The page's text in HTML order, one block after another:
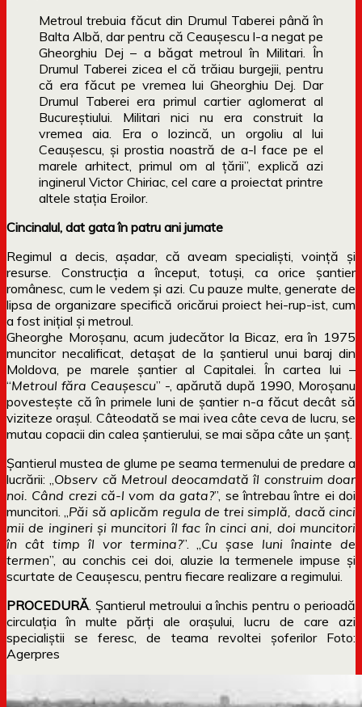
Metroul trebuia făcut din Drumul Taberei până în
Balta Albă, dar pentru că Ceauşescu l-a negat pe
Gheorghiu Dej – a băgat metroul în Militari. În
Drumul Taberei zicea el că trăiau burgejii, pentru
că era făcut pe vremea lui Gheorghiu Dej. Dar
Drumul Taberei era primul cartier aglomerat al
Bucureştiului. Militari nici nu era construit la
vremea aia. Era o lozincă, un orgoliu al lui
Ceauşescu, şi prostia noastră de a-l face pe el
marele arhitect, primul om al ţării”, explică azi
inginerul Victor Chiriac, cel care a proiectat printre
altele staţia Eroilor.
Cincinalul, dat gata în patru ani jumate
Regimul a decis, aşadar, că aveam specialişti, voinţă şi
resurse. Construcţia a început, totuşi, ca orice şantier
românesc, cum le vedem şi azi. Cu pauze multe, generate de
lipsa de organizare specifică oricărui proiect hei-rup-ist, cum
a fost iniţial şi metroul.
Gheorghe Moroşanu, acum judecător la Bicaz, era în 1975
muncitor necalificat, detaşat de la şantierul unui baraj din
Moldova, pe marele şantier al Capitalei. În cartea lui –
“Metroul făra Ceauşescu” -, apărută după 1990, Moroşanu
povesteşte că în primele luni de şantier n-a făcut decât să
viziteze oraşul. Câteodată se mai ivea câte ceva de lucru, se
mutau copacii din calea şantierului, se mai săpa câte un şanţ.
Şantierul mustea de glume pe seama termenului de predare a
lucrării: „ Observ că Metroul deocamdată îl construim doar
noi. Când crezi că-l vom da gata?”, se întrebau între ei doi
muncitori. „ Păi să aplicăm regula de trei simplă, dacă cinci
mii de ingineri şi muncitori îl fac în cinci ani, doi muncitori
în cât timp îl vor termina?”. „ Cu şase luni înainte de
termen”, au conchis cei doi, aluzie la termenele impuse şi
scurtate de Ceauşescu, pentru fiecare realizare a regimului.
PROCEDURĂ . Şantierul metroului a închis pentru o perioadă
circulaţia în multe părţi ale oraşului, lucru de care azi
specialiştii se feresc, de teama revoltei şoferilor Foto:
Agerpres